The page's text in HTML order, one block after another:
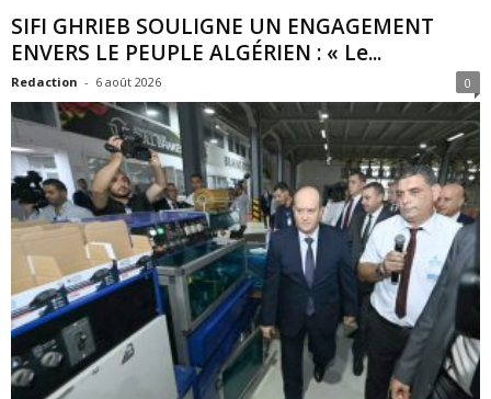
SIFI GHRIEB SOULIGNE UN ENGAGEMENT
ENVERS LE PEUPLE ALGÉRIEN : « Le...
Redaction - 6 août 2026 0